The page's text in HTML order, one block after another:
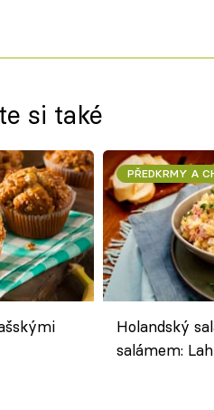
si také
PŘEDKRMY A
Holandský
salámem: